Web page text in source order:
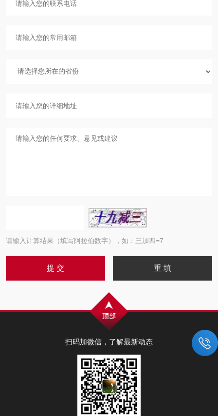
请输入计算结果（填写阿拉伯数字），如：三加四=7
扫码加微信，了解最新动态